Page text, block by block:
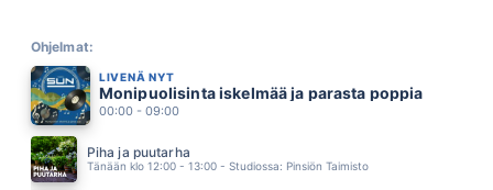
RESSU REDFORD
PIENEN POJAN HAAVEET
JARNO SARJANEN
04.39
MILJOONASADE
04.34
Ohjelmat:
LIVENÄ NYT
Monipuolisinta iskelmää ja parasta poppia
00:00 - 09:00
Piha ja puutarha
Tänään klo 12:00 - 13:00 - Studiossa: Pinsiön Taimisto